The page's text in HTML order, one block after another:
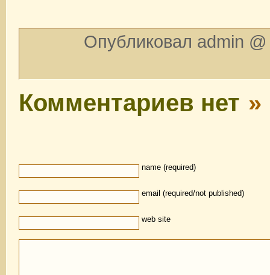
Опубликовал admin
Комментариев нет »
name (required)
email (required/not published)
web site